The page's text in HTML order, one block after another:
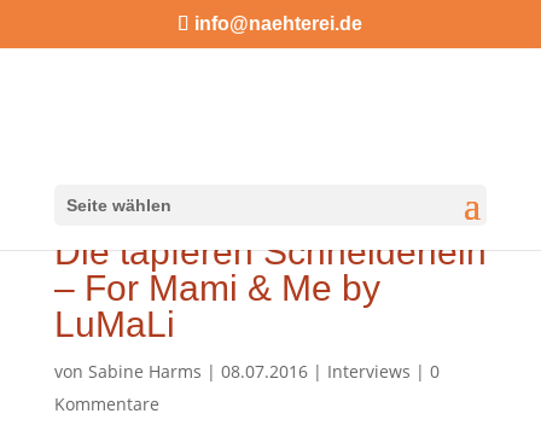
info@naehterei.de
Seite wählen
Die tapferen Schneiderlein
– For Mami & Me by
LuMaLi
von Sabine Harms | 08.07.2016| Interviews | 0
Kommentare